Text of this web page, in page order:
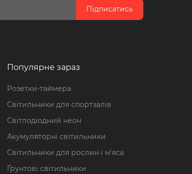
Підписатись
Популярне зараз
Розетки-таймера
Світильники для спортзалів
Світлодіодний неон
Акумуляторні світильники
Світильники для рослин і м'яса
Ґрунтові світильники